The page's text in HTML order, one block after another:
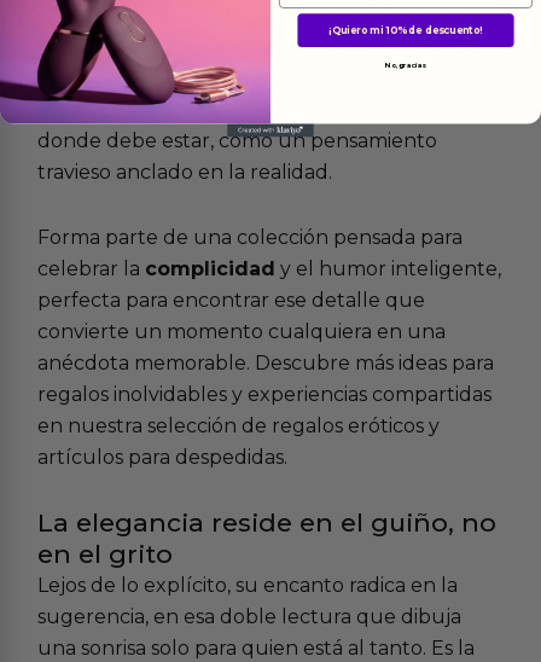
territorio de confidencia. La suave tela acoge
tus gestos cotidianos con una caricia constante,
mientras su firmeza silenciosa promete que ese
secreto juguetón permanecerá exactamente
donde debe estar, como un pensamiento
travieso anclado en la realidad.
Forma parte de una colección pensada para
celebrar la complicidad y el humor inteligente,
perfecta para encontrar ese detalle que
convierte un momento cualquiera en una
anécdota memorable. Descubre más ideas para
regalos inolvidables y experiencias compartidas
en nuestra selección de regalos eróticos y
artículos para despedidas.
La elegancia reside en el guiño, no
en el grito
Lejos de lo explícito, su encanto radica en la
sugerencia, en esa doble lectura que dibuja
una sonrisa solo para quien está al tanto. Es la
¡Quiero mi 10% de descuento!
No, gracias